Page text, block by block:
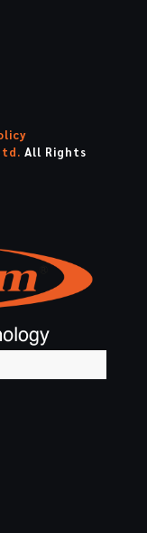
All Rights